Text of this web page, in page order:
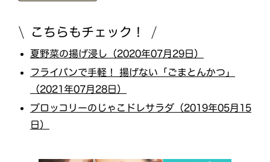
こちらもチェック！
夏野菜の揚げ浸し（2020年07月29日）
フライパンで手軽！ 揚げない「ごまとんかつ」
（2021年07月28日）
ブロッコリーのじゃこドレサラダ（2019年05月15
日）